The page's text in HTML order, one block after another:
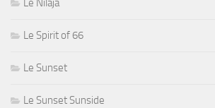
Le Nilaja
Le Spirit of 66
Le Sunset
Le Sunset Sunside